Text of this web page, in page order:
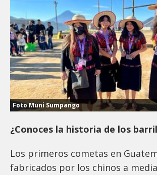
Foto Muni Sumpango
¿Conoces la historia de los
Los primeros cometas en
fabricados por los chinos a